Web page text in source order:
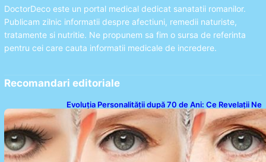
DoctorDeco este un portal medical dedicat sanatatii romanilor.
Publicam zilnic informatii despre afectiuni, remedii naturiste,
tratamente si nutritie. Ne propunem sa fim o sursa de referinta
pentru cei care cauta informatii medicale de incredere.
Recomandari editoriale
Evoluția Personalității după 70 de Ani: Ce Revelații Ne
Oferă Studiile Psihologice